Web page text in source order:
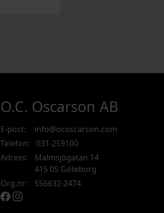
O.C. Oscarson AB
E-post:
info@ocoscarson.com
Telefon:
031-259100
Adress:
Malmsjögatan 14
415 05 Göteborg
Org.nr:
556632-2474